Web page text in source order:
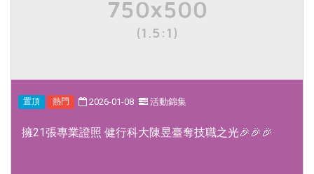
置頂 熱門 2026-01-08 活動錦集
擁21張專業證照 健行科大陳昱臺奪技職之光🎉🎉🎉